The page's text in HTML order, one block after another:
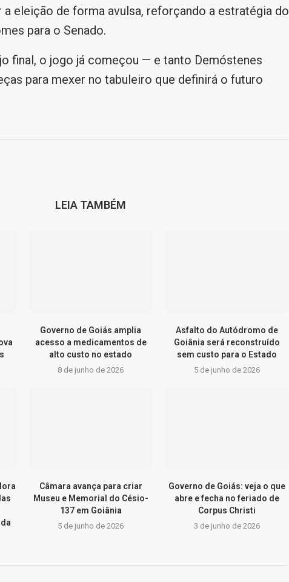
a eleição de forma avulsa, reforçando a estratégia do
para o Senado.
final, o jogo já começou — e tanto Demóstenes
para mexer no tabuleiro que definirá o futuro
LEIA TAMBÉM
Governo de Goiás amplia
acesso a medicamentos de
alto custo no estado
8 de junho de 2026
Asfalto do Autódromo de
Goiânia será reconstruído
sem custo para o Estado
5 de junho de 2026
Câmara avança para criar
Museu e Memorial do Césio-
137 em Goiânia
5 de junho de 2026
Governo de Goiás: veja o que
abre e fecha no feriado de
Corpus Christi
3 de junho de 2026